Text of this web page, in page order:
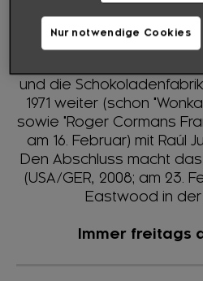
zeigen "Oprah and
Journey" (ab 22:50 Uhr).
wir in der
und die
1971 weiter (schon
sowie "Roger Cormans
am 16. Februar) mit Raúl
Den Abschluss macht das
(USA/GER, 2008; am 23.
Eastwood in der
Immer freitags
Nur notwendige Cookies